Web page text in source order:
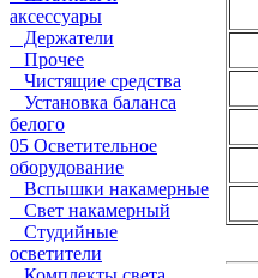
аксессуары
Держатели
Прочее
Чистящие средства
Установка баланса
белого
05 Осветительное
оборудование
Вспышки накамерные
Свет накамерный
Студийные
осветители